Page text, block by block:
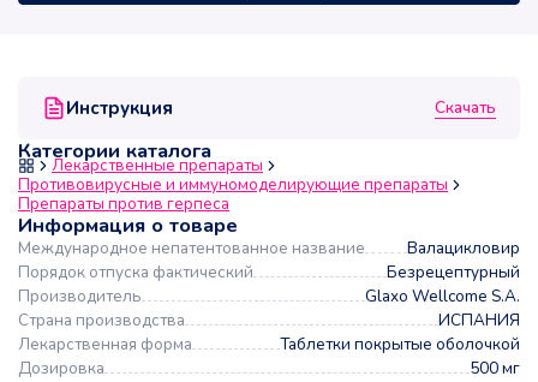
Инструкция Скачать
Категории каталога
Лекарственные препараты
Противовирусные и иммуномоделирующие препараты
Препараты против герпеса
Информация о товаре
Международное непатентованное название
Валацикловир
Порядок отпуска фактический
Безрецептурный
Производитель
Glaxo Wellcome S.A.
Страна производства
ИСПАНИЯ
Лекарственная форма
Таблетки покрытые оболочкой
Дозировка
500 мг